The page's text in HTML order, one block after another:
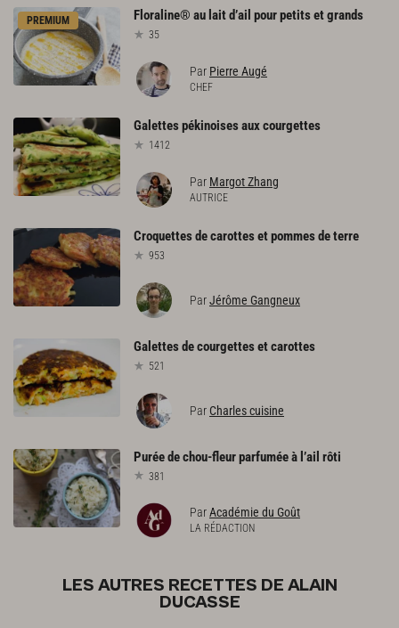
PREMIUM Floraline® au laitd’ail pourpetitsetgrands
35
Par Pierre Augé
CHEF
Galettespékinoisesauxcourgettes
1412
Par Margot Zhang
AUTRICE
Croquettesdecarottesetpommesdeterre
953
ParJérôme Gangneux
Galettesdecourgettesetcarottes
521
Par Charles cuisine
Puréedechou-fleurparfuméeà l’ail rôti
381
ParAcadémie du Goût
LA RÉDACTION
LES AUTRES RECETTES DE ALAIN
DUCASSE